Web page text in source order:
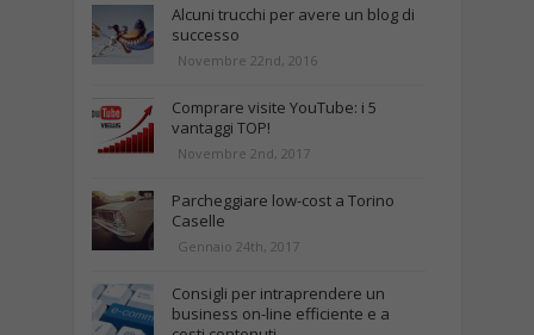
Alcuni trucchi per avere un blog di
successo
Novembre 22nd, 2016
Comprare visite YouTube: i 5
vantaggi TOP!
Novembre 2nd, 2017
Parcheggiare low-cost a Torino
Caselle
Gennaio 24th, 2017
Consigli per intraprendere un
business on-line efficiente e a